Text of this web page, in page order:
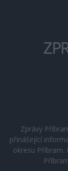
Zprávy
přinášející
okresu Příbram.